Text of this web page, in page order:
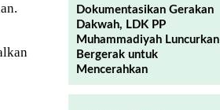
Dokumentasikan Gerakan
Dakwah, LDK PP
Muhammadiyah Luncurkan
Bergerak untuk
Mencerahkan